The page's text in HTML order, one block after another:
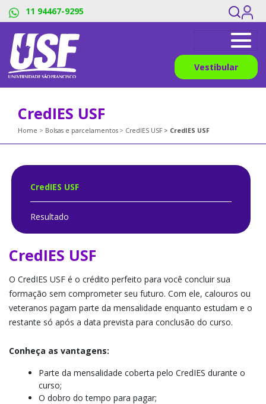
11 94467-9295
Vestibular
CredIES USF
Home Bolsas e parcelamentos CredIES USF CredIES USF
CredIES USF
Resultado
CredIES USF
O CredIES USF é o crédito perfeito para você concluir sua
formação sem comprometer seu futuro. Com ele, calouros ou
veteranos pagam parte da mensalidade enquanto estudam e o
restante só após a data prevista para conclusão do curso.
Conheça as vantagens:
Parte da mensalidade coberta pelo CredIES durante o
curso;
O dobro do tempo para pagar;